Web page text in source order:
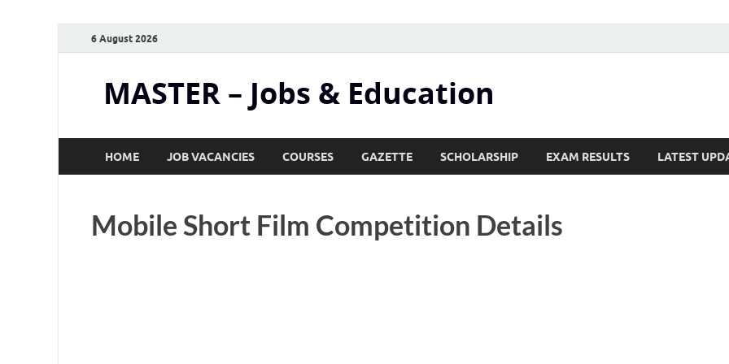
6 August 2026
MASTER – Jobs & Education
HOME JOB VACANCIES COURSES GAZETTE SCHOLARSHIP EXAM RESULTS LATEST
Mobile Short Film Competition Details